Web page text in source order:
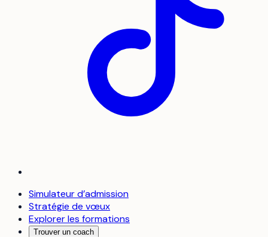
Simulateur d’admission
Stratégie de vœux
Explorer les formations
Trouver un coach